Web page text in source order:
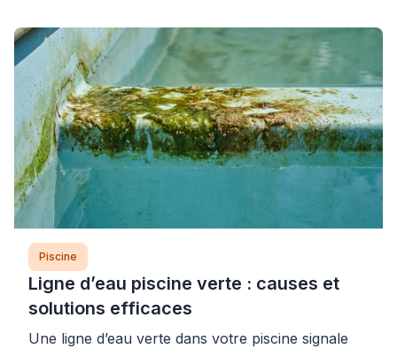
Piscine
Ligne d’eau piscine verte : causes et
solutions efficaces
Une ligne d’eau verte dans votre piscine signale